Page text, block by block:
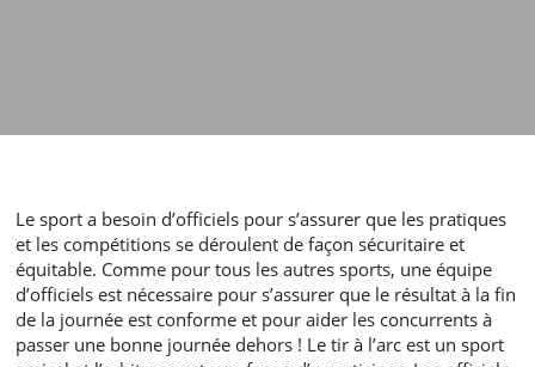
Le sport a besoin d’officiels pour s’assurer que les pratiques
et les compétitions se déroulent de façon sécuritaire et
équitable. Comme pour tous les autres sports, une équipe
d’officiels est nécessaire pour s’assurer que le résultat à la fin
de la journée est conforme et pour aider les concurrents à
passer une bonne journée dehors ! Le tir à l’arc est un sport